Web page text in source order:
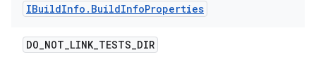
IBuildInfo . BuildInfoProperties
DO_NOT_LINK_TESTS_DIR